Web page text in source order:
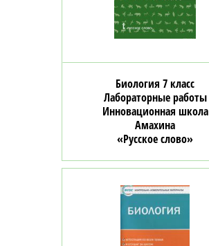
Биология 7 класс
Лабораторные работы
Инновационная школа
Амахина
«Русское слово»